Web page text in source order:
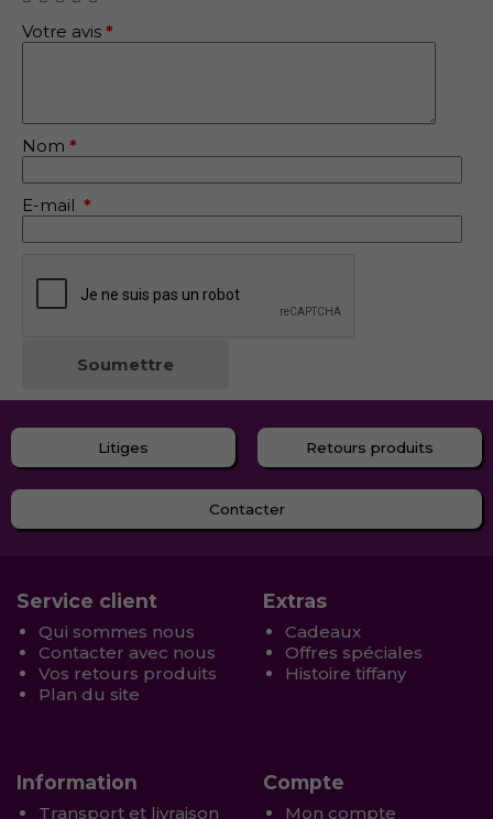
Votre avis *
Nom *
E-mail *
Litiges Retours produits
Contacter
Service client
Qui sommes nous
Contacter avec nous
Vos retours produits
Plan du site
Extras
Cadeaux
Offres spéciales
Histoire tiffany
Information
Transport et livraison
Compte
Mon compte